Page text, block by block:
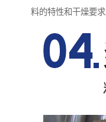
料的特性和干燥要